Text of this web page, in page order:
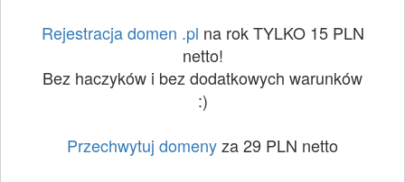
Rejestracja domen .pl na rok TYLKO 15 PLN
netto!
Bez haczyków i bez dodatkowych warunków
:)
Przechwytuj domenyza 29 PLN netto